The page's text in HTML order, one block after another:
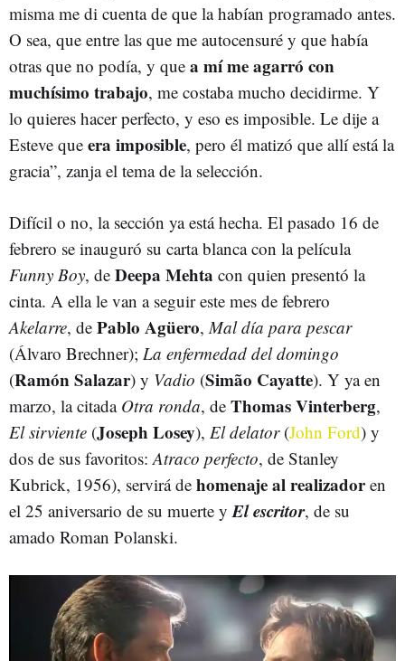
misma me di cuenta de que la habían programado antes.
O sea, que entre las que me autocensuré y que había
otras que no podía, y que a mí me agarró con
muchísimo trabajo, me costaba mucho decidirme. Y
lo quieres hacer perfecto, y eso es imposible. Le dije a
Esteve que era imposible, pero él matizó que allí está la
gracia”, zanja el tema de la selección.
Difícil o no, la sección ya está hecha. El pasado 16 de
febrero se inauguró su carta blanca con la película
Funny Boy, de Deepa Mehta con quien presentó la
cinta. A ella le van a seguir este mes de febrero
Akelarre, de Pablo Agüero, Mal día para pescar
(Álvaro Brechner); La enfermedad del domingo
(Ramón Salazar) y Vadio (Simão Cayatte). Y ya en
marzo, la citada Otra ronda, de Thomas Vinterberg,
El sirviente (Joseph Losey), El delator(John Ford) y
dos de sus favoritos: Atraco perfecto, de Stanley
Kubrick, 1956), servirá de homenaje al realizadoren
el 25 aniversario de su muerte y El escritor, de su
amado Roman Polanski.